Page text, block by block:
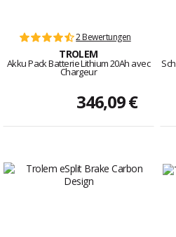
2 Bewertungen
TROLEM
Akku Pack Batterie Lithium 20Ah avec
Chargeur
346,09 €